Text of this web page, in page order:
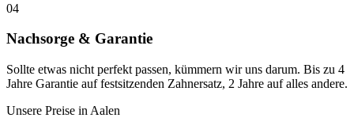
04
Nachsorge & Garantie
Sollte etwas nicht perfekt passen, kümmern wir uns darum. Bis zu 4
Jahre Garantie auf festsitzenden Zahnersatz, 2 Jahre auf alles andere.
Unsere Preise in Aalen